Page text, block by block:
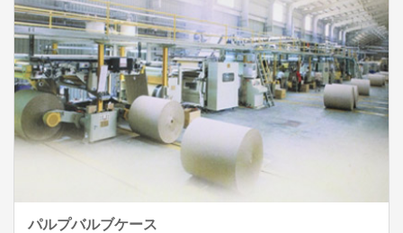
パルプバルブケース